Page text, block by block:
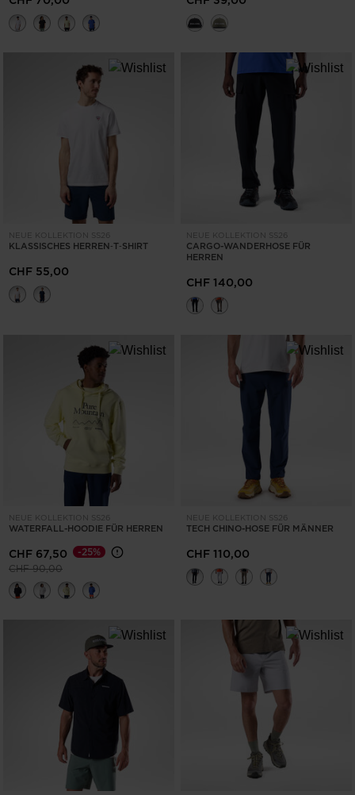
NEUE KOLLEKTION SS26
KLASSISCHES HERREN‑T‑SHIRT
CHF 55,00
NEUE KOLLEKTION SS26
CARGO-WANDERHOSE FÜR
HERREN
CHF 140,00
NEUE KOLLEKTION SS26
WATERFALL-HOODIE FÜR HERREN
CHF 67,50
Preis reduziert von
CHF 90,00auf
-25%
NEUE KOLLEKTION SS26
TECH CHINO-HOSE FÜR MÄNNER
CHF 110,00